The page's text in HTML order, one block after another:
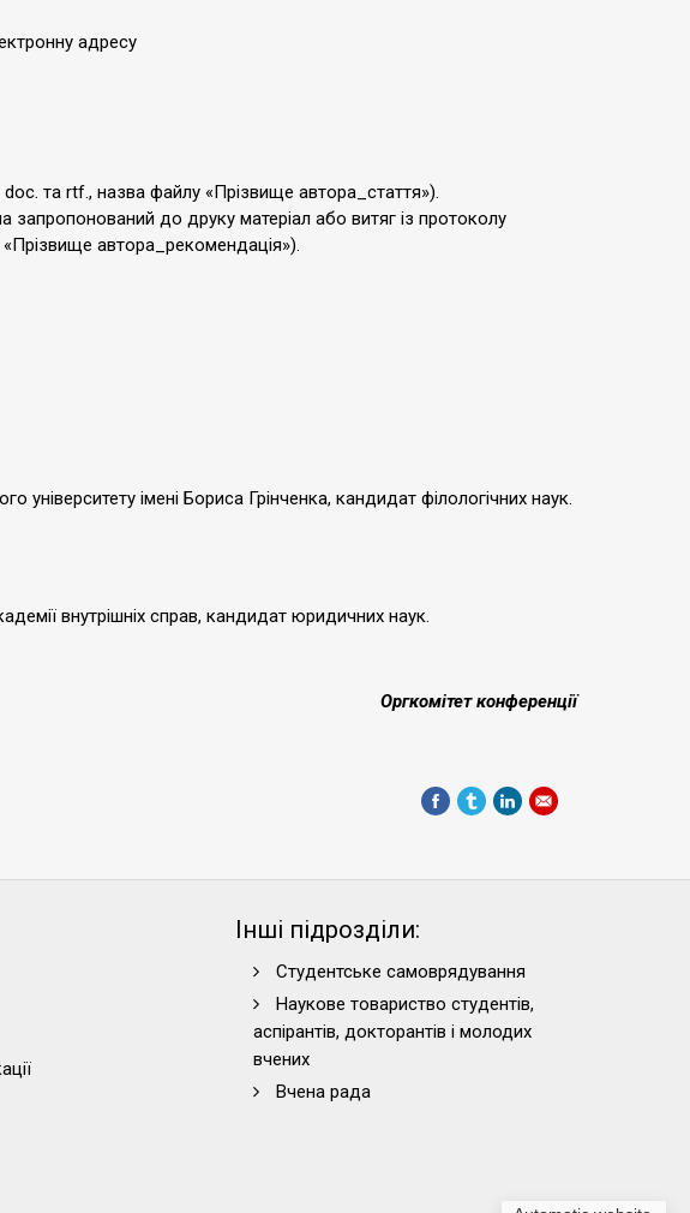
адресу
та rtf., назва файлу «Прізвище автора_стаття»).
запропонований до друку матеріал або витяг із протоколу
автора_рекомендація»).
університету імені Бориса Грінченка, кандидат філологічних наук.
внутрішніх справ, кандидат юридичних наук.
Оргкомітет конференції
Інші підрозділи:
Студентське самоврядування
Наукове товариство студентів,
аспірантів, докторантів і молодих
вчених
Вчена рада